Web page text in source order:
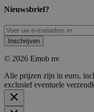
Nieuwsbrief?
Inschrijven
© 2026 Emob nv
Alle prijzen zijn in euro,
exclusief eventuele